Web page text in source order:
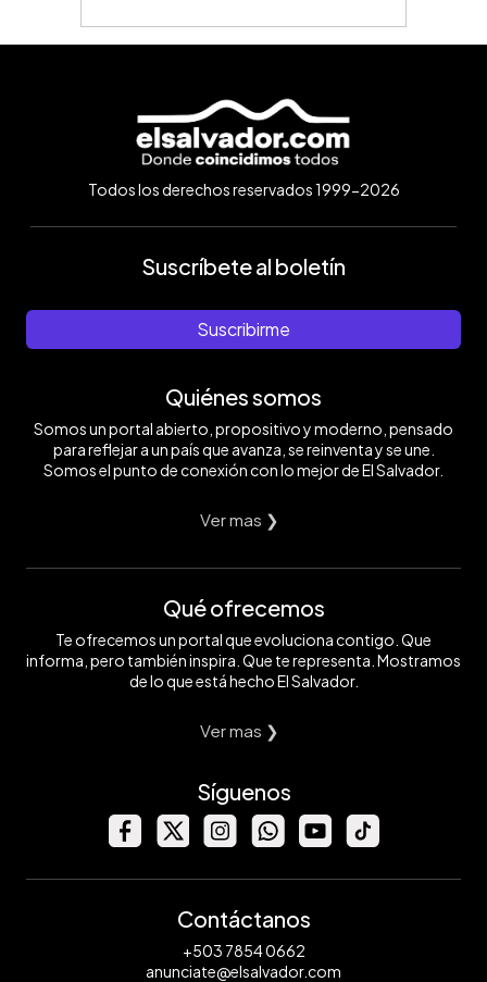
Todos los derechos reservados 1999-2026
Suscríbete al boletín
Suscribirme
Quiénes somos
Somos un portal abierto, propositivo y moderno, pensado
para reflejar a un país que avanza, se reinventa y se une.
Somos el punto de conexión con lo mejor de El Salvador.
Ver mas ❯
Qué ofrecemos
Te ofrecemos un portal que evoluciona contigo. Que
informa, pero también inspira. Que te representa. Mostramos
de lo que está hecho El Salvador.
Ver mas ❯
Síguenos
Contáctanos
+503 7854 0662
anunciate@elsalvador.com